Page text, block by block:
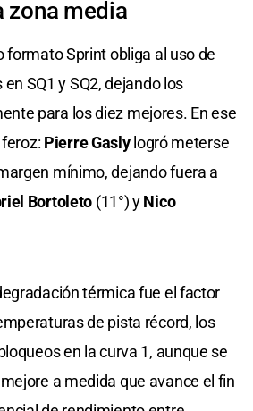
zona media
formato Sprint obliga al uso de
SQ1 y SQ2, dejando los
para los diez mejores. En ese
Pierre Gaslylogró meterse
mínimo, dejando fuera a
Bortoleto (11°) yNico
térmica fue el factor
de pista récord, los
en la curva 1, aunque se
a medida que avance el fin